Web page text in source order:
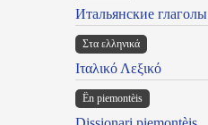
Итальянские глаголы
Στα ελληνικά
Ιταλικό Λεξικό
Ën piemontèis